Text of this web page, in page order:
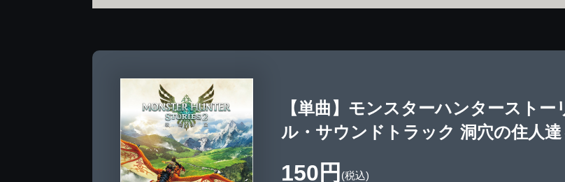
【単曲】モンスターハンタースト
ル・サウンドトラック 洞穴の住人
150円 (税込)